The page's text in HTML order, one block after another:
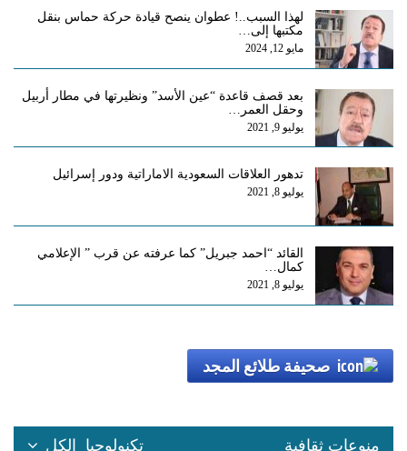
لهذا السبب..! عطوان ينصح قيادة حركة حماس بنقل
مكتبها إلى…
مايو 12, 2024
بعد قصف قاعدة “عين الأسد” ونظيرتها في مطار أربيل
وحقل العمر…
يوليو 9, 2021
تدهور العلاقات السعودية الاماراتية ودور إسرائيل
يوليو 8, 2021
القائد “احمد جبريل” كما عرفته عن قرب ” الإعلامي
كمال…
يوليو 8, 2021
صحيفة طلائع المجد
الكل منوعات ثقافية تكنولوجيا